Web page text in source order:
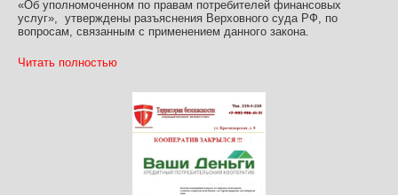
«Об уполномоченном по правам потребителей финансовых
услуг», утверждены разъяснения Верховного суда РФ, по
вопросам, связанным с применением данного закона.
Читать полностью